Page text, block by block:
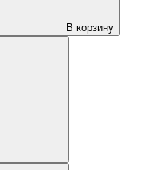
В корзину